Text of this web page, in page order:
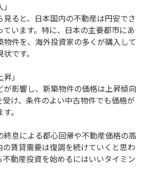
見ると、日本国内の不動産は円安でさ
ています。特に、日本の主要都市にあ
物件を、海外投資家の多くが購入して
です。
」
が影響し、新築物件の価格は上昇傾向
受け、条件のよい中古物件でも価格が
。
終息による都心回帰や不動産価格の高
の賃貸需要は復調を続けていくと思わ
不動産投資を始めるにはいいタイミン